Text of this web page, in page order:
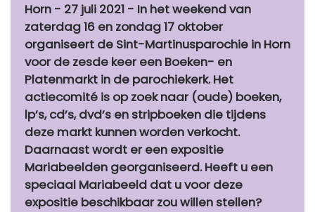
Horn - 27 juli 2021 - In het weekend van
zaterdag 16 en zondag 17 oktober
organiseert de Sint-Martinusparochie in Horn
voor de zesde keer een Boeken- en
Platenmarkt in de parochiekerk. Het
actiecomité is op zoek naar (oude) boeken,
lp’s, cd’s, dvd’s en stripboeken die tijdens
deze markt kunnen worden verkocht.
Daarnaast wordt er een expositie
Mariabeelden georganiseerd. Heeft u een
speciaal Mariabeeld dat u voor deze
expositie beschikbaar zou willen stellen?